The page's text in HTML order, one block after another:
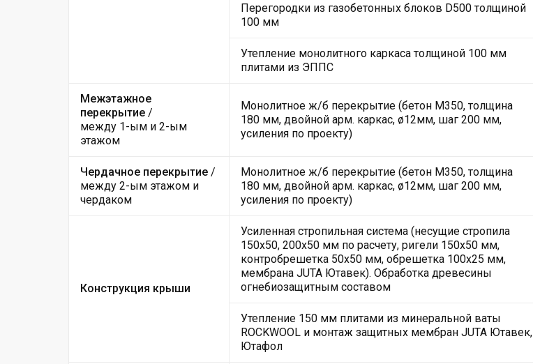
Перегородки из газобетонных блоков D500 толщиной
100 мм
Утепление монолитного каркаса толщиной 100 мм
плитами из ЭППС
Межэтажное
перекрытие /
между 1-ым и 2-ым
этажом
Монолитное ж/б перекрытие (бетон М350, толщина
180 мм, двойной арм. каркас, ø12мм, шаг 200 мм,
усиления по проекту)
Чердачное перекрытие /
между 2-ым этажом и
чердаком
Монолитное ж/б перекрытие (бетон М350, толщина
180 мм, двойной арм. каркас, ø12мм, шаг 200 мм,
усиления по проекту)
Конструкция крыши
Усиленная стропильная система (несущие стропила
150х50, 200х50 мм по расчету, ригели 150х50 мм,
контробрешетка 50х50 мм, обрешетка 100х25 мм,
мембрана JUTA Ютавек). Обработка древесины
огнебиозащитным составом
Утепление 150 мм плитами из минеральной ваты
ROCKWOOL и монтаж защитных мембран JUTA Ютавек,
Ютафол